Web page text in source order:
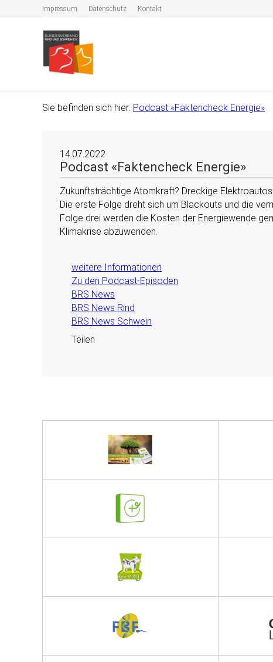
Impressum Datenschutz Kontakt
Sie befinden sich hier: Podcast «Faktencheck Energie»
14.07.2022
Podcast «Faktencheck Energie»
Zukunftsträchtige Atomkraft? Dreckige
Die erste Folge dreht sich um Blackouts und die
Folge drei werden die Kosten der Energiewende
Klimakrise abzuwenden.
weitere Informationen
Zu den Podcast-Episoden
BRS News
BRS News Rind
BRS News Schwein
Teilen